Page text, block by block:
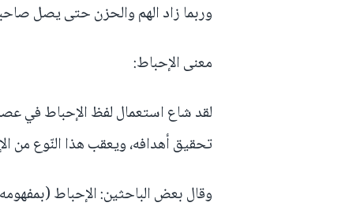
وربما زاد الهم والحزن حتى يصل
معنى الإحباط:
لقد شاع استعمال لفظ الإحباط في
تحقيق أهدافه، ويعقب هذا النّوع من
وقال بعض الباحثين: الإحباط